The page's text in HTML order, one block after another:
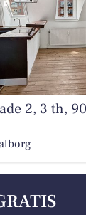
2, 3 th,